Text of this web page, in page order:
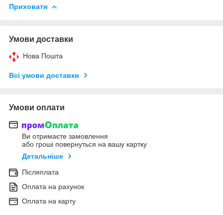
Приховати
Умови доставки
Нова Пошта
Всі умови доставки
Умови оплати
Ви отримаєте замовлення
або гроші повернуться на вашу картку
Детальніше
Післяплата
Оплата на рахунок
Оплата на карту